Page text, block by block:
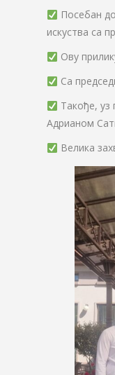
Посебан
искуства са
Ову
Са
Такође, уз
Адрианом
Велика